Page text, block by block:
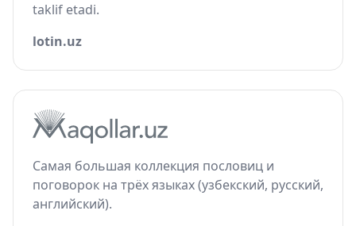
taklif etadi.
lotin.uz
Самая большая коллекция пословиц и
поговорок на трёх языках (узбекский, русский,
английский).